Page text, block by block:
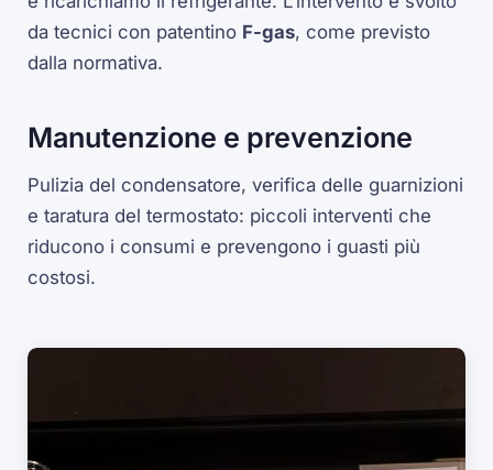
da tecnici con patentino F-gas, come previsto
dalla normativa.
Manutenzione e prevenzione
Pulizia del condensatore, verifica delle guarnizioni
e taratura del termostato: piccoli interventi che
riducono i consumi e prevengono i guasti più
costosi.